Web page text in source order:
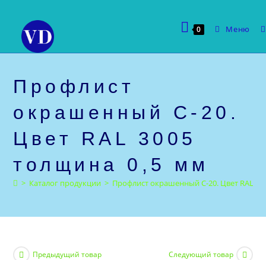
содержимому
0 Меню
Профлист
окрашенный С-20.
Цвет RAL 3005
толщина 0,5 мм
> Каталог продукции > Профлист окрашенный С-20. Цвет RAL
Предыдущий товар Следующий товар